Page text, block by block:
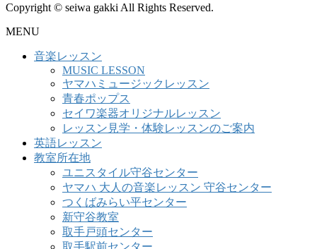
Copyright © seiwa gakki All Rights Reserved.
MENU
音楽レッスン
MUSIC LESSON
ヤマハミュージックレッスン
青春ポップス
セイワ楽器オリジナルレッスン
レッスン見学・体験レッスンのご案内
英語レッスン
教室所在地
ユニスタイル守谷センター
ヤマハ 大人の音楽レッスン 守谷センター
つくばみらい平センター
新守谷教室
取手戸頭センター
取手駅前センター